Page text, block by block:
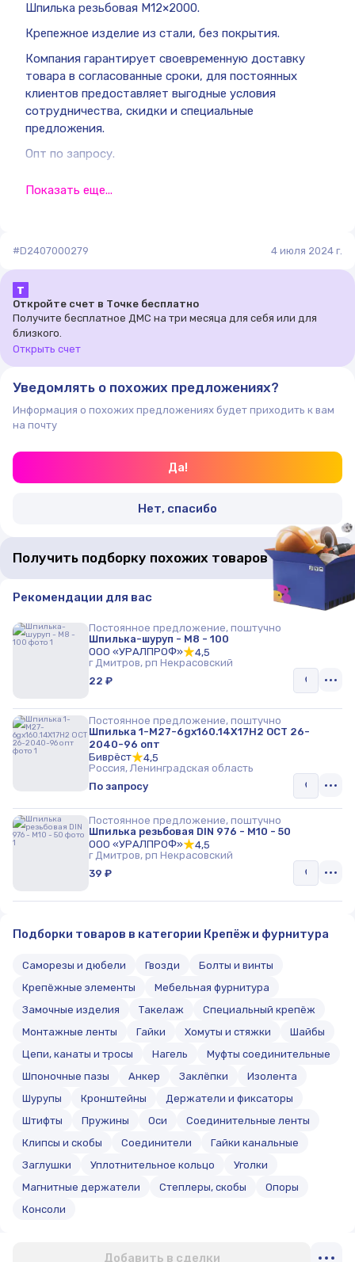
Шпилька резьбовая М12×2000.
Крепежное изделие из стали, без покрытия.
Компания гарантирует своевременную доставку
товара в согласованные сроки, для постоянных
клиентов предоставляет выгодные условия
сотрудничества, скидки и специальные
предложения.
Опт по запросу.
Показать еще...
#D2407000279 4 июля 2024 г.
Т
Откройте счет в Точке бесплатно
Получите бесплатное ДМС на три месяца для себя или для
близкого.
Открыть счет
Уведомлять о похожих предложениях?
Информация о похожих предложениях будет приходить к вам
на почту
Да!
Нет, спасибо
Получить подборку похожих товаров
Рекомендации для вас
Постоянное предложение, поштучно
Шпилька-шуруп - M8 - 100
ООО «УРАЛПРОФ»
4,5
г Дмитров, рп Некрасовский
22 ₽
Постоянное предложение, поштучно
Шпилька 1-М27-6gx160.14Х17Н2 ОСТ 26-
2040-96 опт
Биврёст
4,5
Россия, Ленинградская область
По запросу
Постоянное предложение, поштучно
Шпилька резьбовая DIN 976 - M10 - 50
ООО «УРАЛПРОФ»
4,5
г Дмитров, рп Некрасовский
39 ₽
Подборки товаров в категории Крепёж и фурнитура
Саморезы и дюбели Гвозди
Болты и винты
Крепёжные элементы
Мебельная фурнитура
Замочные изделия
Такелаж
Специальный крепёж
Монтажные ленты
Гайки Хомуты и стяжки
Шайбы
Цепи, канаты и тросы
Нагель
Муфты соединительные
Шпоночные пазы
Анкер Заклёпки
Изолента
Шурупы
Кронштейны
Держатели и фиксаторы
Штифты
Пружины Оси
Соединительные ленты
Клипсы и скобы
Соединители
Гайки канальные
Заглушки
Уплотнительное кольцо
Уголки
Магнитные держатели
Степлеры, скобы
Опоры
Консоли
Добавить в сделки